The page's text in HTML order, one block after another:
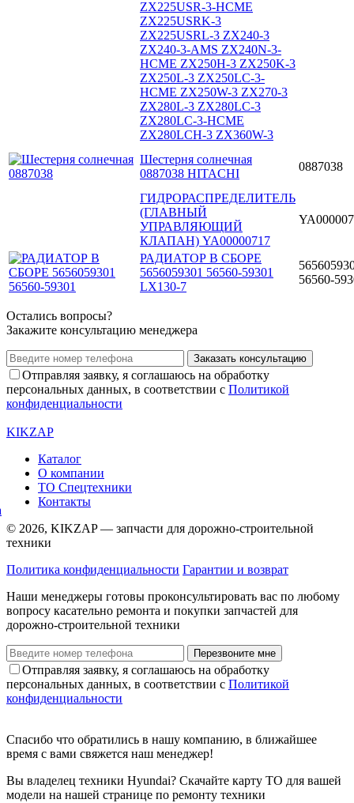
ZX225USR-3-HCME
ZX225USRK-3
ZX225USRL-3 ZX240-3
ZX240-3-AMS ZX240N-3-
HCME ZX250H-3 ZX250K-3
ZX250L-3 ZX250LC-3-
HCME ZX250W-3 ZX270-3
ZX280L-3 ZX280LC-3
ZX280LC-3-HCME
ZX280LCH-3 ZX360W-3
Шестерня солнечная
0887038 HITACHI
0887038
ГИДРОРАСПРЕДЕЛИТЕЛЬ
(ГЛАВНЫЙ
УПРАВЛЯЮЩИЙ
КЛАПАН) YA00000717
РАДИАТОР В СБОРЕ
5656059301 56560-59301
LX130-7
56560-
Остались вопросы?
Закажите консультацию менеджера
Заказать консультацию
Отправляя заявку, я соглашаюсь на обработку
персональных данных, в соответствии с Политикой
конфиденциальности
KIKZAP
Каталог
О компании
ТО Спецтехники
Контакты
© 2026, KIKZAP — запчасти для дорожно-строительной
техники
Политика конфиденциальности Гарантии и возврат
Наши менеджеры готовы проконсультировать вас по любому
вопросу касательно ремонта и покупки запчастей для
дорожно-строительной техники
Перезвоните мне
Отправляя заявку, я соглашаюсь на обработку
персональных данных, в соответствии с Политикой
конфиденциальности
Спасибо что обратились в нашу компанию, в ближайшее
время с вами свяжется наш менеджер!
Вы владелец техники Hyundai? Скачайте карту ТО для вашей
модели на нашей странице по ремонту техники